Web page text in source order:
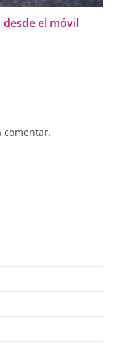
desde el móvil
comentar.